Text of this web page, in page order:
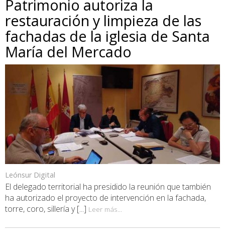
Patrimonio autoriza la
restauración y limpieza de las
fachadas de la iglesia de Santa
María del Mercado
Leónsur Digital
El delegado territorial ha presidido la reunión que también
ha autorizado el proyecto de intervención en la fachada,
torre, coro, sillería y [...] Leer más...